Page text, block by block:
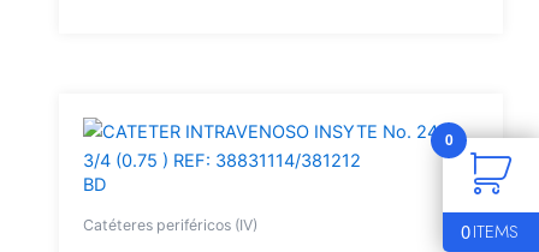
BD
Catéteres periféricos (IV)
0
0ITEMS